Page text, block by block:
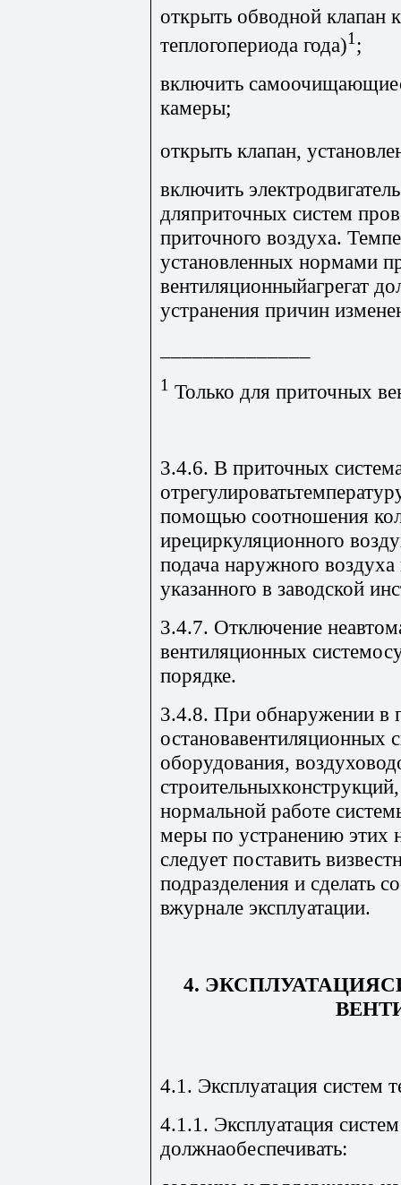
открыть обводной клапан
теплогопериода года)1 ;
включить
камеры;
открыть клапан,
включить
дляприточных систем
приточного воздуха.
установленных нормами
вентиляционныйагрегат
устранения причин
1 Только для приточных
3.4.6. В приточных
помощью соотношения
ирециркуляционного
подача наружного
указанного в заводской
3.4.7. Отключение
вентиляционных
порядке.
3.4.8. При обнаружении в
остановавентиляционных
оборудования,
нормальной работе
меры по устранению этих
следует поставить
подразделения и сделать
вжурнале эксплуатации.
4.
4.1. Эксплуатация систем
4.1.1. Эксплуатация
должнаобеспечивать: